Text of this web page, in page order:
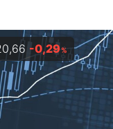
-0,29%